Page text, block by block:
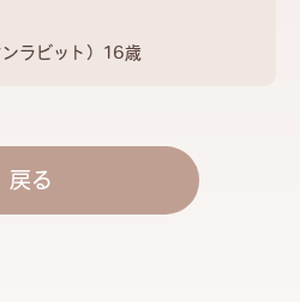
ンラビット）16歳
戻る